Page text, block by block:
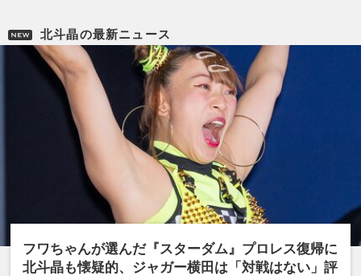
辻希美 SHELLY
杏 佐々木希 木村佳乃 仲里依紗
女性アイドル 杉浦太陽 加護亜依
節約 人間ドック 大杉漣
星野源 ママ友
木下優樹菜
北斗晶の最新ニュース
フワちゃんが選んだ『スターダム』プロレス復帰に
北斗晶も懐疑的、ジャガー横田は「対戦はない」評